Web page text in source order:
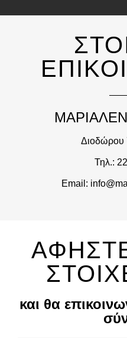
Διοδώρου
Τηλ.:
Email:
και θα